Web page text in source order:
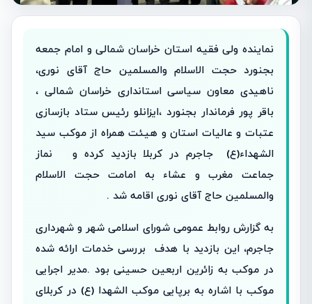
نماینده ولی فقیه استان خراسان شمالی و امام جمعه
بجنورد حجت الاسلام والمسلمین حاج آقای نوری،
ناهیدی معاون سیاسی استانداری خراسان شمالی ،
باقر پور فرماندار بجنورد ،ایزانلو رئیس ستاد بازسازی
عتبات و عالیات استان و هیئت همراه از موکب سید
الشهداء(ع) جاجرم در کربلا بازدید کرده و نماز
جماعت مغرب و عشاء به امامت حجت الاسلام
والمسلمین حاج آقای نوری اقامه شد .
به گزارش روابط عمومی شورای اسلامی شهر و شهرداری
جاجرم، این بازدید با هدف بررسی خدمات ارائه شده
در موکب به زائرین اربعین حسینی بود .مدیر اجرایی
موکب با اشاره به برپایی موکب الشهدا (ع) در کربلای